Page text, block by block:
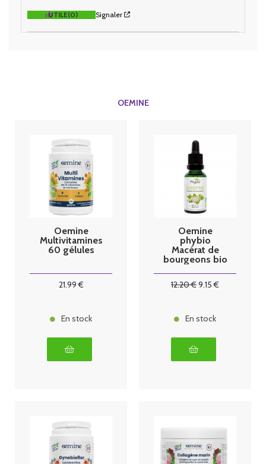
UTILE(0) Signaler
OEMINE
Oemine
Multivitamines
60 gélules
21.99€
En stock
Oemine
phybio
Macérat de
bourgeons bio
12.20€9.15 €
En stock